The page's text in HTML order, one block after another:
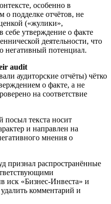
особенно в
о подделке отчётов, не
(«жулики»,
себе утверждение о факте
деятельности, что
негативный потенциал.
audit
аудиторские отчёты) чётко
о факте, а не
на соответствие
текста носит
и направлен на
мнения о
признал распространённые
иск «Бизнес-Инвеста» и
комментарий и